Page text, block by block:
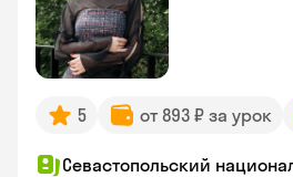
5 от 893 ₽ за урок
Севастопольский